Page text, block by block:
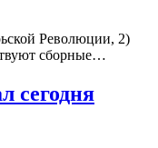
Революции, 2)
сборные…
сегодня